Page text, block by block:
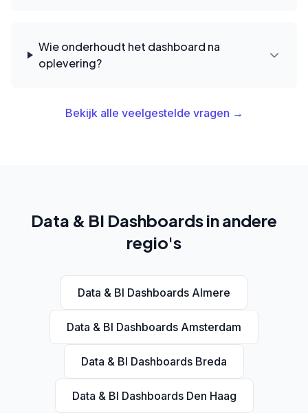
Wie onderhoudt het dashboard na
oplevering?
Bekijk alle veelgestelde vragen →
Data & BI Dashboards in andere
regio's
Data & BI Dashboards Almere
Data & BI Dashboards Amsterdam
Data & BI Dashboards Breda
Data & BI Dashboards Den Haag